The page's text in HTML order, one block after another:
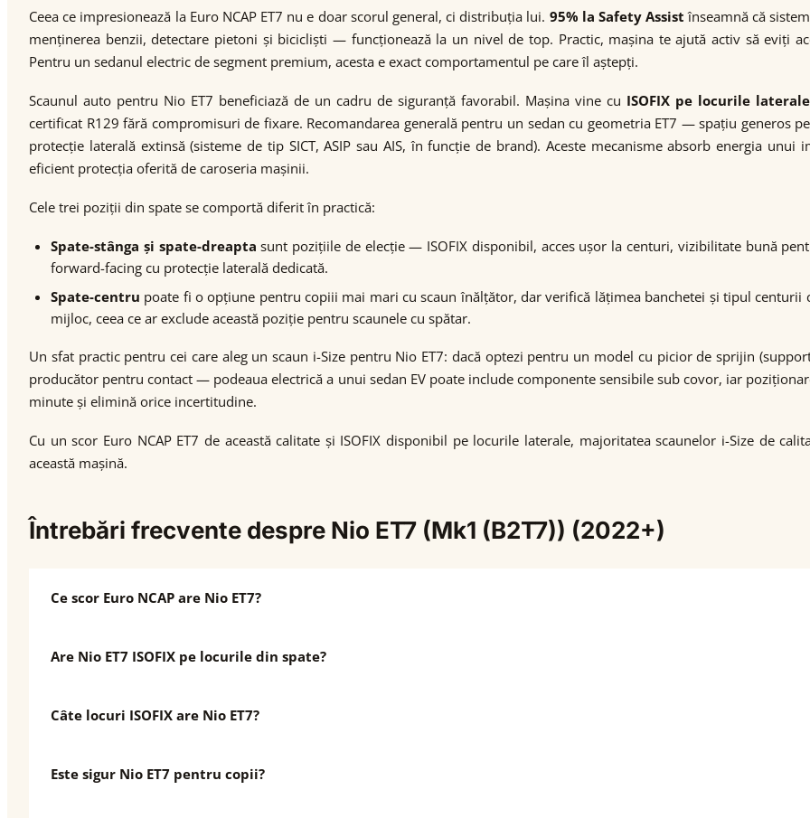
Ceea ce impresionează la Euro NCAP ET7 nu e doar scorul general, ci distribuția lui. 95% la Safety Assist înseamnă că
menținerea benzii, detectare pietoni și bicicliști — funcționează la un nivel de top. Practic, mașina te ajută activ să eviți
Pentru un sedanul electric de segment premium, acesta e exact comportamentul pe care îl aștepți.
Scaunul auto pentru Nio ET7 beneficiază de un cadru de siguranță favorabil. Mașina vine cu ISOFIX pe locurile
certificat R129 fără compromisuri de fixare. Recomandarea generală pentru un sedan cu geometria ET7 — spațiu generos
protecție laterală extinsă (sisteme de tip SICT, ASIP sau AIS, în funcție de brand). Aceste mecanisme absorb energia
eficient protecția oferită de caroseria mașinii.
Cele trei poziții din spate se comportă diferit în practică:
Spate-stânga și spate-dreapta sunt pozițiile de elecție — ISOFIX disponibil, acces ușor la centuri, vizibilitate bună
forward-facing cu protecție laterală dedicată.
Spate-centru poate fi o opțiune pentru copiii mai mari cu scaun înălțător, dar verifică lățimea banchetei și tipul
mijloc, ceea ce ar exclude această poziție pentru scaunele cu spătar.
Un sfat practic pentru cei care aleg un scaun i-Size pentru Nio ET7: dacă optezi pentru un model cu picior de sprijin
producător pentru contact — podeaua electrică a unui sedan EV poate include componente sensibile sub covor, iar
minute și elimină orice incertitudine.
Cu un scor Euro NCAP ET7 de această calitate și ISOFIX disponibil pe locurile laterale, majoritatea scaunelor i-Size de
această mașină.
Întrebări frecvente despre Nio ET7 (Mk1 (B2T7)) (2022+)
Ce scor Euro NCAP are Nio ET7?
Are Nio ET7 ISOFIX pe locurile din spate?
Câte locuri ISOFIX are Nio ET7?
Este sigur Nio ET7 pentru copii?